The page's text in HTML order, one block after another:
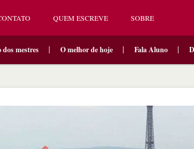
QUEM ESCREVE SOBRE
dos mestres O melhor de hoje Fala Aluno